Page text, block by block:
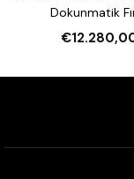
Dokunmatik
Nemlendirmeli 16 Tepsi
Kapasiteli
€12.280,00